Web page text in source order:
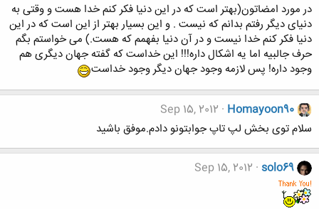
در مورد امضاتون(بهتر است که در این دنیا فکر کنم خدا هست و وقتی به
دنیای دیگر رفتم بدانم که نیست . و این بسیار بهتر از این است که در این
دنیا فکر کنم خدا نیست و در آن دنیا بفهمم که هست.) می خواستم بگم
حرف جالبیه اما یه اشکال داره!!! این خداست که گفته جهان دیگری هم
وجود داره! پس لازمه وجود جهان دیگر وجود خداست
Homayoon90
Sep 15, 2012
سلام توی بخش لپ تاپ جوابتونو دادم.موفق باشید
solo69
Sep 15, 2012